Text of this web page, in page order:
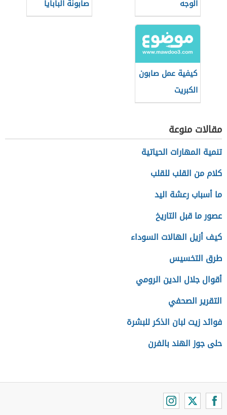
الوجه
صابونة البابايا
كيفية عمل صابون
الكبريت
مقالات منوعة
تنمية المهارات الحياتية
كلام من القلب للقلب
ما أسباب رعشة اليد
عصور ما قبل التاريخ
كيف أزيل الهالات السوداء
طرق التخسيس
أقوال جلال الدين الرومي
التقرير الصحفي
فوائد زيت لبان الذكر للبشرة
حلى جوز الهند بالفرن